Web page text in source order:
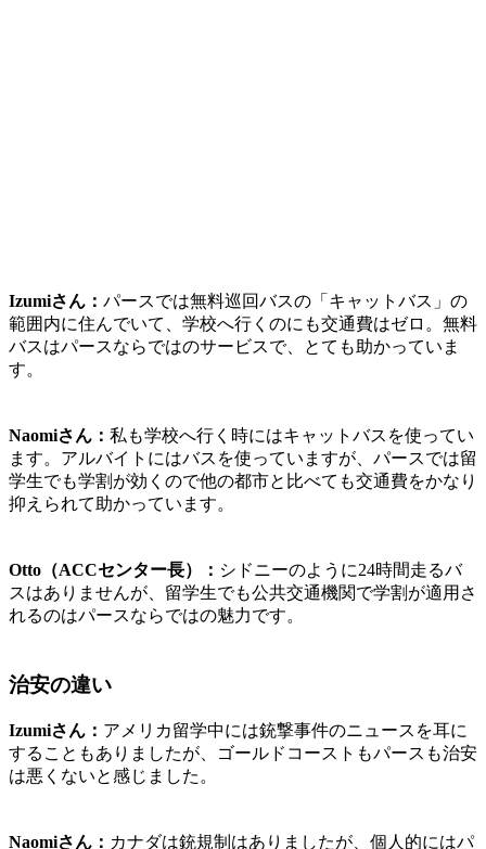
Izumiさん： パースでは無料巡回バスの「キャットバス」 の
範囲内に住んでいて、 学校へ行くのにも交通費はゼロ 。無料
バスはパースならではのサービスで、とても助かっていま
す。
Naomiさん： 私も学校へ行く時にはキャットバスを使ってい
ます。アルバイトにはバスを使っていますが、 パースでは留
学生でも学割が効くので他の都市と比べても交通費をかなり
抑えられて助かっています。
Otto（ACCセンター長）： シドニーのように24時間走るバ
スはありませんが、 留学生でも公共交通機関で学割が適用さ
れるのはパースならではの魅力です。
治安の違い
Izumiさん： アメリカ留学中には銃撃事件のニュースを耳に
することもありましたが、
ゴールドコーストもパースも治安
は悪くないと感じました。
Naomiさん： カナダは銃規制はありましたが、個人的にはパ